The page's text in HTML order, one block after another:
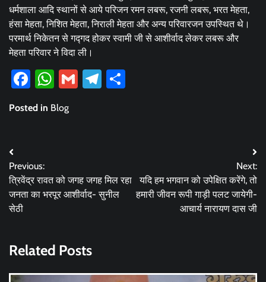
धर्मशाला आदि स्थानों से आये परिजन रमन लबरू, रजनी लबरू, भरत मेहता,
हंसा मेहता, निशित मेहता, निराली मेहता और अन्य परिवारजन उपस्थित थे।
परमार्थ निकेतन से गद्गद होकर स्वामी जी से आशीर्वाद लेकर लबरू और
मेहता परिवार ने विदा ली।
Facebook
WhatsApp
GmailTelegram
Posted in Blog
Post
navigation
Previous:
त्रिवेंद्र रावत को जगह जगह मिल रहा
जनता का भरपूर आशीर्वाद- सुनील
सेठी
Next:
यदि हम भगवान को उपेक्षित करेंगे, तो
हमारी जीवन रूपी गाड़ी पलट जायेगी-
आचार्य नारायण दास जी
Related Posts